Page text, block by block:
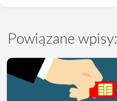
Powiązane wpisy: